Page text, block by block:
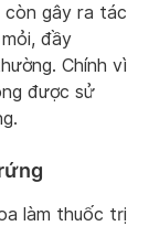
còn gây ra tác
đầy
Chính vì
được sử
làm thuốc trị